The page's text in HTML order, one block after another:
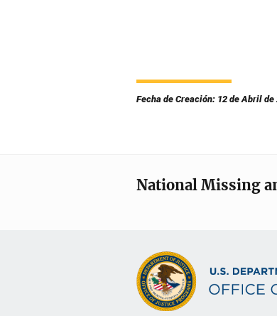
Fecha de Creación: 12 de Abril de
National Missing